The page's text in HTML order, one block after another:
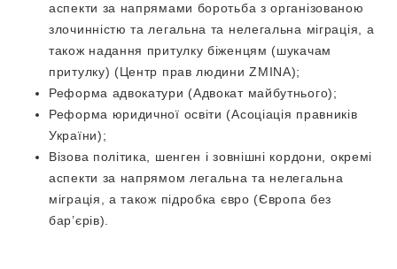
аспекти за напрямами боротьба з організованою
злочинністю та легальна та нелегальна міграція, а
також надання притулку біженцям (шукачам
притулку) (Центр прав людини ZMINA);
Реформа адвокатури (Адвокат майбутнього);
Реформа юридичної освіти (Асоціація правників
України);
Візова політика, шенген і зовнішні кордони, окремі
аспекти за напрямом легальна та нелегальна
міграція, а також підробка євро (Європа без
бар’єрів).